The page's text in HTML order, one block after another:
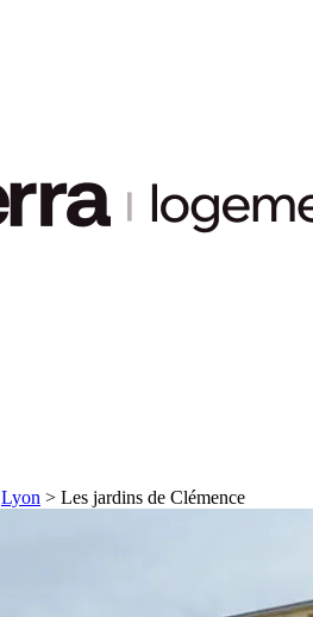
Lyon > Les jardins de Clémence